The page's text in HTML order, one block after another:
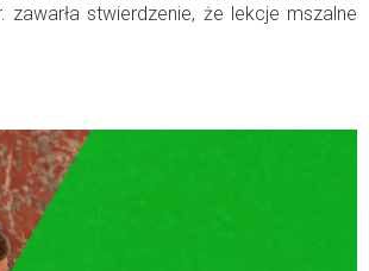
zawarła stwierdzenie, że lekcje mszalne